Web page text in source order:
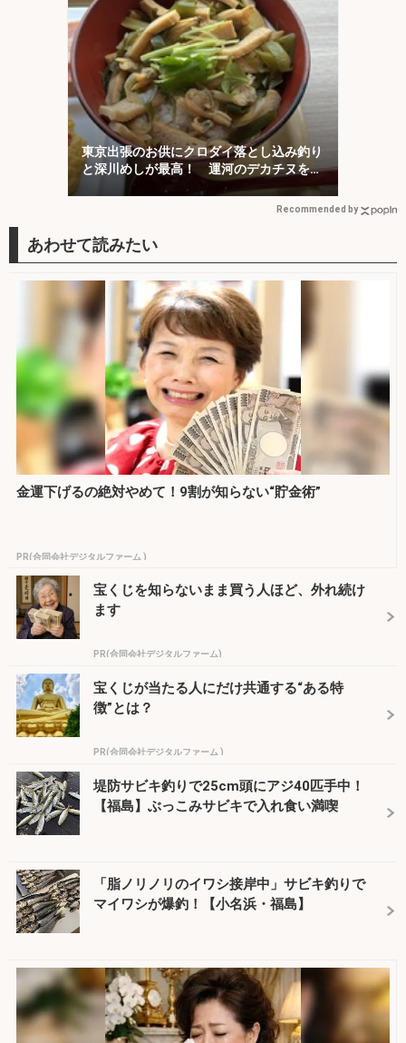
東京出張のお供にクロダイ落とし込み釣り
と深川めしが最高！ 運河のデカチヌを狙
Recommended by
金運下げるの絶対やめて！9割が知らない“貯金術”
PR(合同会社デジタルファーム )
宝くじを知らないまま買う人ほど、外れ続け
ます
PR(合同会社デジタルファーム)
宝くじが当たる人にだけ共通する“ある特
徴”とは？
PR(合同会社デジタルファーム )
堤防サビキ釣りで25cm頭にアジ40匹手中！
【福島】ぶっこみサビキで入れ食い満喫
「脂ノリノリのイワシ接岸中」サビキ釣りで
マイワシが爆釣！【小名浜・福島】